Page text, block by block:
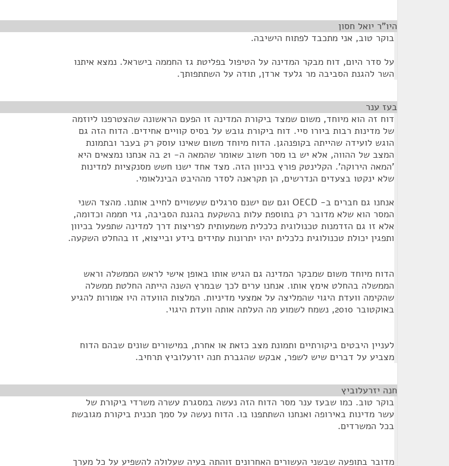
היו"ר יואל חסון
בוקר טוב, אני מתכבד לפתוח הישיבה.
על סדר היום, דוח מבקר המדינה על הטיפול בפליטת גז החממה בישראל. נמצא איתנו
השר להגנת הסביבה מר גלעד ארדן, תודה על השתתפותך.
בעז ענר
דוח זה הוא מיוחד, משום שמצד ביקורת המדינה זו הפעם הראשונה שהצטרפנו ליוזמה
של מדינות רבות ביורו סיי. דוח ביקורת גובש על בסיס קוויים אחידים. הדוח הזה גם
הוגש לועידה שהייתה בקופנהגן. הדוח מיוחד משום שאינו עוסק רק בעבר ובתמונת
המצב של ההווה, אלא יש בו מסר חשוב שאומר שהמאה ה- 21 בה אנחנו נמצאים היא
'המאה הירוקה'. הקלינטק פורץ בכיוון הזה. מצד אחד ישנו חשש מסנקציות למדינות
שלא ינקטו בצעדים הנדרשים, הן תקראנה לסדר מההיבט הבינלאומי.
אנחנו גם חברים ב- OECD וגם שם ישנם סרגלים שעשויים לחייב אותנו. מהצד השני
המסר הוא שלא מדובר רק בתוספת עלות בהשקעת בהגנת הסביבה, גזי חממה וכדומה,
אלא זו גם הזדמנות טכנולוגית כלכלית משמעותית לפריצות דרך למדינה שתפעל בכיוון
ותפגין יכולת טכנולוגית כלכלית יהיו יתרונות עתידים בידע ובייצוא, זו בהחלט השקעה.
הדוח מיוחד משום שמבקר המדינה גם הגיש אותו באופן אישי לראש הממשלה וראש
הממשלה בהחלט אימץ אותו. אנחנו ערים לכך שבמרץ השנה הייתה החלטת ממשלה
שהקימה וועדת היגוי שהמליצה על אמצעי מדיניות. המלצות הוועדה היו אמורות להגיע
באוקטובר 2010, נשמח לשמוע מה העלתה אותה וועדת היגוי.
לעניין היבטים ביקורתיים ותמונת מצב כזאת או אחרת, במישורים שונים שבהם הדוח
מצביע על דברים שיש לשפר, אבקש שהגברת חנה יזרעלוביץ תרחיב.
חנה יזרעלוביץ
בוקר טוב. כמו שבעז ענר מסר הדוח הזה נעשה במסגרת עשרה משרדי ביקורת של
עשר מדינות באירופה ואנחנו השתתפנו בו. הדוח נעשה על סמך תכנית ביקורת מגובשת
בכל המשרדים.
מדובר בתופעה שבשני העשורים האחרונים זוהתה בעיה שעלולה להשפיע על כל מערך